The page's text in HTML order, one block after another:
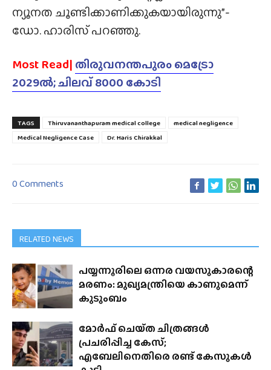
ന്യൂനത ചൂണ്ടിക്കാണിക്കുകയായിരുന്നു”-
ഡോ. ഹാരിസ് പറഞ്ഞു.
Most Read| തിരുവനന്തപുരം മെട്രോ
2029ൽ; ചിലവ് 8000 കോടി
TAGS Thiruvananthapuram medical college
medical negligence
Medical Negligence Case
Dr. Haris Chirakkal
0 Comments
RELATED NEWS
പയ്യന്നൂരിലെ ഒന്നര വയസുകാരന്റെ
മരണം: മുഖ്യമന്ത്രിയെ കാണുമെന്ന്
കുടുംബം
മോർഫ് ചെയ്‌ത ചിത്രങ്ങൾ
പ്രചരിപ്പിച്ച കേസ്;
എബേലിനെതിരെ രണ്ട് കേസുകൾ